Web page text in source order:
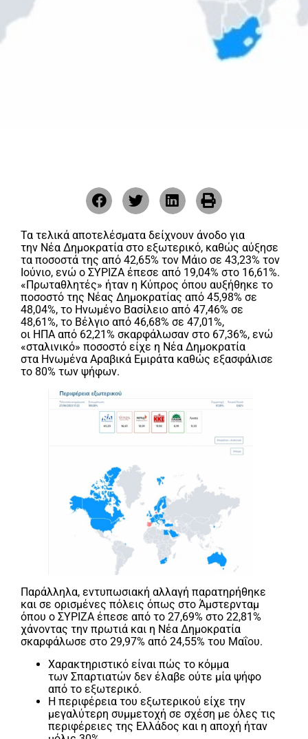
Τα τελικά αποτελέσματα δείχνουν άνοδο για
την Νέα Δημοκρατία στο εξωτερικό, καθώς αύξησε
τα ποσοστά της από 42,65% τον Μάιο σε 43,23% τον
Ιούνιο, ενώ ο ΣΥΡΙΖΑ έπεσε από 19,04% στο 16,61%.
«Πρωταθλητές» ήταν η Κύπρος όπου αυξήθηκε το
ποσοστό της Νέας Δημοκρατίας από 45,98% σε
48,04%, το Ηνωμένο Βασίλειο από 47,46% σε
48,61%, το Βέλγιο από 46,68% σε 47,01%,
οι ΗΠΑ από 62,21% σκαρφάλωσαν στο 67,36%, ενώ
«σταλινικό» ποσοστό είχε η Νέα Δημοκρατία
στα Ηνωμένα Αραβικά Εμιράτα καθώς εξασφάλισε
το 80% των ψήφων.
Παράλληλα, εντυπωσιακή αλλαγή παρατηρήθηκε
και σε ορισμένες πόλεις όπως στο Άμστερνταμ
όπου ο ΣΥΡΙΖΑ έπεσε από το 27,69% στο 22,81%
χάνοντας την πρωτιά και η Νέα Δημοκρατία
σκαρφάλωσε στο 29,97% από 24,55% του Μαΐου.
Χαρακτηριστικό είναι πώς το κόμμα
των Σπαρτιατών δεν έλαβε ούτε μία ψήφο
από το εξωτερικό.
Η περιφέρεια του εξωτερικού είχε την
μεγαλύτερη συμμετοχή σε σχέση με όλες τις
περιφέρειες της Ελλάδος και η αποχή ήταν